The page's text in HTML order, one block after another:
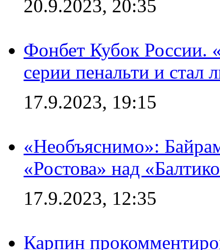
20.9.2023, 20:35
Фонбет Кубок России.
серии пенальти и стал
17.9.2023, 19:15
«Необъяснимо»:
«Ростова» над
17.9.2023, 12:35
Карпин